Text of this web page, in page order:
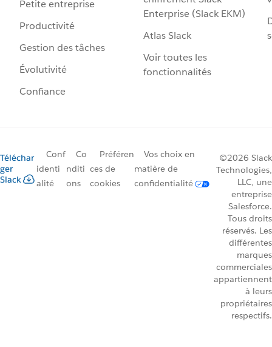
Petite entreprise
Productivité
Gestion des tâches
Évolutivité
Confiance
Enterprise (Slack EKM)
Atlas Slack
Voir toutes les
fonctionnalités
Téléchar
ger
Slack
Conf
identi
alité
Co
nditi
ons
Préféren
ces de
cookies
Vos choix en
matière de
confidentialité
©2026 Slack
Technologies,
LLC, une
entreprise
Salesforce.
Tous droits
réservés. Les
différentes
marques
commerciales
appartiennent
à leurs
propriétaires
respectifs.